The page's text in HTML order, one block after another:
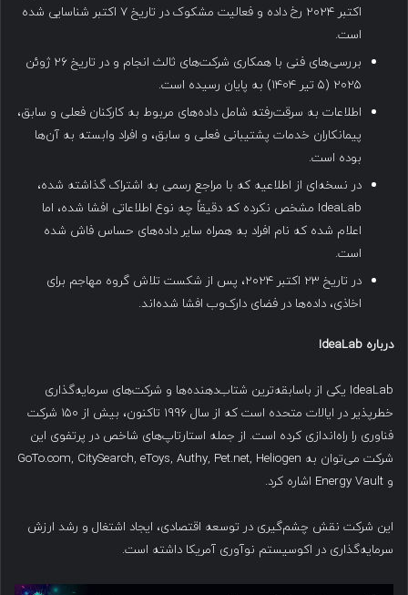
اکتبر ۲۰۲۴ رخ داده و فعالیت مشکوک در تاریخ ۷ اکتبر شناسایی شده
است.
بررسی‌های فنی با همکاری شرکت‌های ثالث انجام و در تاریخ ۲۶ ژوئن
۲۰۲۵ (۵ تیر ۱۴۰۴) به پایان رسیده است.
اطلاعات به سرقت‌رفته شامل داده‌های مربوط به کارکنان فعلی و سابق،
پیمانکاران خدمات پشتیبانی فعلی و سابق، و افراد وابسته به آن‌ها
بوده است.
در نسخه‌ای از اطلاعیه که با مراجع رسمی به اشتراک گذاشته شده،
IdeaLab مشخص نکرده که دقیقاً چه نوع اطلاعاتی افشا شده، اما
اعلام شده که نام افراد به همراه سایر داده‌های حساس فاش شده
است.
در تاریخ ۲۳ اکتبر ۲۰۲۴، پس از شکست تلاش گروه مهاجم برای
اخاذی، داده‌ها در فضای دارک‌وب افشا شده‌اند.
درباره
IdeaLab یکی از باسابقه‌ترین شتاب‌دهنده‌ها و شرکت‌های سرمایه‌گذاری
خطرپذیر در ایالات متحده است که از سال ۱۹۹۶ تاکنون، بیش از ۱۵۰ شرکت
فناوری را راه‌اندازی کرده است. از جمله استارتاپ‌های شاخص در پرتفوی این
شرکت می‌توان به GoTo.com, CitySearch, eToys, Authy, Pet.net, Heliogen
و Energy Vault اشاره کرد.
این شرکت نقش چشم‌گیری در توسعه اقتصادی، ایجاد اشتغال و رشد ارزش
سرمایه‌گذاری در اکوسیستم نوآوری آمریکا داشته است.